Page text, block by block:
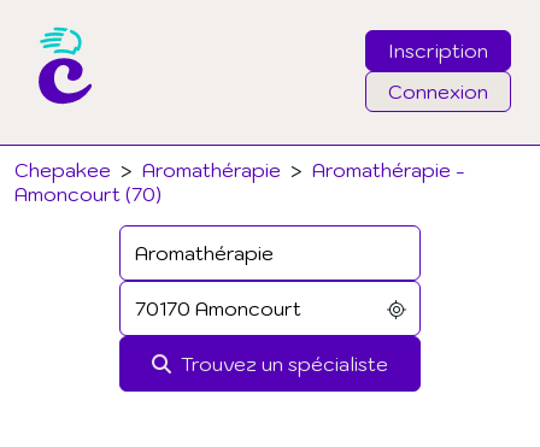
Inscription
Connexion
Chepakee > Aromathérapie > Aromathérapie -
Amoncourt (70)
Trouvez un spécialiste
Email
Mot de passe
J'ai oublié mon mot de passe
Connexion